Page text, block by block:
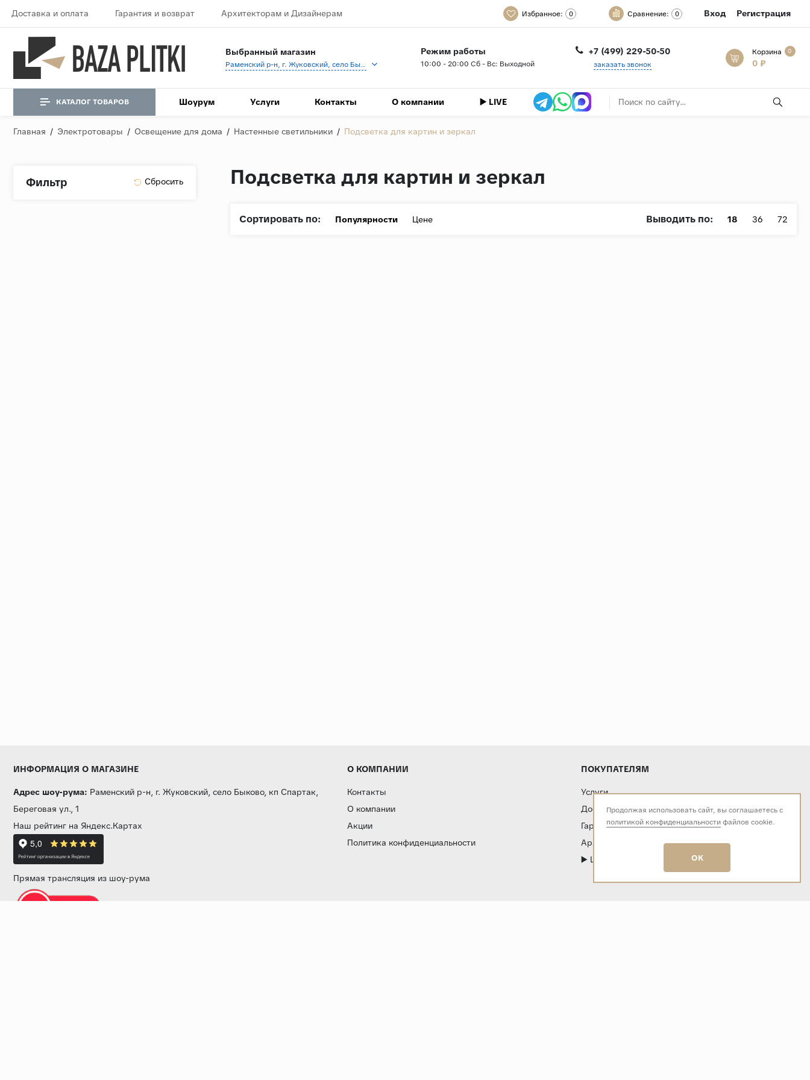
Доставка и оплата Гарантия и возврат Архитекторам и Дизайнерам Избранное: 0 Сравнение: 0 Вход Регистрация
Выбранный магазин
Раменский р-н, г. Жуковский, село Быково, кп Спартак, Береговая ул., 1
Режим работы
10:00 - 20:00 Сб - Вс: Выходной
+7 (499) 229-50-50
заказать звонок
Корзина 0
0 ₽
КАТАЛОГ ТОВАРОВ Шоурум Услуги Контакты О компании ▶️ LIVE
Главная / Электротовары / Освещение для дома / Настенные светильники / Подсветка для картин и зеркал
Фильтр Подсветка для картин и зеркал
Сортировать по: Популярности Цене Выводить по: 18 36 72
ИНФОРМАЦИЯ О МАГАЗИНЕ
Адрес шоу-рума: Раменский р-н, г. Жуковский, село Быково, кп Спартак,
Береговая ул., 1
Наш рейтинг на Яндекс.Картах
Прямая трансляция из шоу-рума
О КОМПАНИИ
Контакты
О компании
Акции
Политика конфиденциальности
ПОКУПАТЕЛЯМ
Услуги
Доставка и оплата
Гарантия и возврат
Архитекторам и дизайнерам
▶️ LIVE
Продолжая использовать сайт, вы соглашаетесь с
политикой конфиденциальностифайлов cookie.
OK